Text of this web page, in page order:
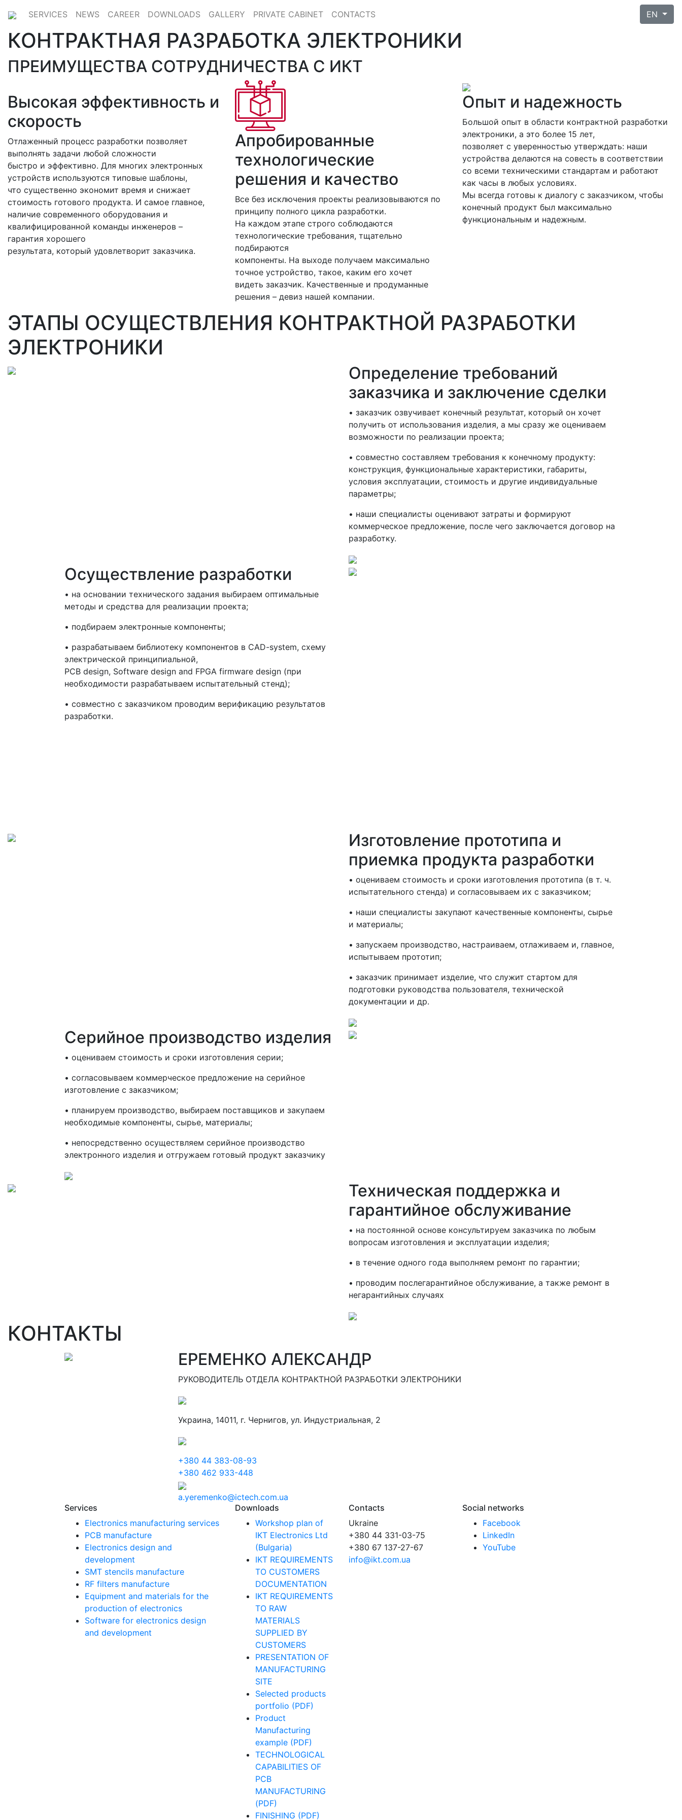
SERVICES NEWS CAREER DOWNLOADS GALLERY PRIVATE CABINET CONTACTS EN
КОНТРАКТНАЯ РАЗРАБОТКА ЭЛЕКТРОНИКИ
ПРЕИМУЩЕСТВА СОТРУДНИЧЕСТВА С ИКТ
Высокая эффективность и
скорость
Отлаженный процесс разработки позволяет
выполнять задачи любой сложности
быстро и эффективно. Для многих электронных
устройств используются типовые шаблоны,
что существенно экономит время и снижает
стоимость готового продукта. И самое главное,
наличие современного оборудования и
квалифицированной команды инженеров –
гарантия хорошего
результата, который удовлетворит заказчика.
Апробированные
технологические
решения и качество
Все без исключения проекты реализовываются по
принципу полного цикла разработки.
На каждом этапе строго соблюдаются
технологические требования, тщательно
подбираются
компоненты. На выходе получаем максимально
точное устройство, такое, каким его хочет
видеть заказчик. Качественные и продуманные
решения – девиз нашей компании.
Опыт и надежность
Большой опыт в области контрактной разработки
электроники, а это более 15 лет,
позволяет с уверенностью утверждать: наши
устройства делаются на совесть в соответствии
со всеми техническими стандартам и работают
как часы в любых условиях.
Мы всегда готовы к диалогу с заказчиком, чтобы
конечный продукт был максимально
функциональным и надежным.
ЭТАПЫ ОСУЩЕСТВЛЕНИЯ КОНТРАКТНОЙ РАЗРАБОТКИ
ЭЛЕКТРОНИКИ
Определение требований
заказчика и заключение сделки
• заказчик озвучивает конечный результат, который он хочет
получить от использования изделия, а мы сразу же оцениваем
возможности по реализации проекта;
• совместно составляем требования к конечному продукту:
конструкция, функциональные характеристики, габариты,
условия эксплуатации, стоимость и другие индивидуальные
параметры;
• наши специалисты оценивают затраты и формируют
коммерческое предложение, после чего заключается договор на
разработку.
Осуществление разработки
• на основании технического задания выбираем оптимальные
методы и средства для реализации проекта;
• подбираем электронные компоненты;
• разрабатываем библиотеку компонентов в CAD-system, схему
электрической принципиальной,
PCB design, Software design and FPGA firmware design (при
необходимости разрабатываем испытательный стенд);
• совместно с заказчиком проводим верификацию результатов
разработки.
Изготовление прототипа и
приемка продукта разработки
• оцениваем стоимость и сроки изготовления прототипа (в т. ч.
испытательного стенда) и согласовываем их с заказчиком;
• наши специалисты закупают качественные компоненты, сырье
и материалы;
• запускаем производство, настраиваем, отлаживаем и, главное,
испытываем прототип;
• заказчик принимает изделие, что служит стартом для
подготовки руководства пользователя, технической
документации и др.
Серийное производство изделия
• оцениваем стоимость и сроки изготовления серии;
• согласовываем коммерческое предложение на серийное
изготовление с заказчиком;
• планируем производство, выбираем поставщиков и закупаем
необходимые компоненты, сырье, материалы;
• непосредственно осуществляем серийное производство
электронного изделия и отгружаем готовый продукт заказчику
Техническая поддержка и
гарантийное обслуживание
• на постоянной основе консультируем заказчика по любым
вопросам изготовления и эксплуатации изделия;
• в течение одного года выполняем ремонт по гарантии;
• проводим послегарантийное обслуживание, а также ремонт в
негарантийных случаях
КОНТАКТЫ
ЕРЕМЕНКО АЛЕКСАНДР
РУКОВОДИТЕЛЬ ОТДЕЛА КОНТРАКТНОЙ РАЗРАБОТКИ ЭЛЕКТРОНИКИ
Украина, 14011, г. Чернигов, ул. Индустриальная, 2
+380 44 383-08-93
+380 462 933-448
a.yeremenko@ictech.com.ua
Services
Electronics manufacturing services
PCB manufacture
Electronics design and
development
SMT stencils manufacture
RF filters manufacture
Equipment and materials for the
production of electronics
Software for electronics design
and development
Downloads
Workshop plan of
IKT Electronics Ltd
(Bulgaria)
IKT REQUIREMENTS
TO CUSTOMERS
DOCUMENTATION
IKT REQUIREMENTS
TO RAW
MATERIALS
SUPPLIED BY
CUSTOMERS
PRESENTATION OF
MANUFACTURING
SITE
Selected products
portfolio (PDF)
Product
Manufacturing
example (PDF)
TECHNOLOGICAL
CAPABILITIES OF
PCB
MANUFACTURING
(PDF)
FINISHING (PDF)
Contacts
Ukraine
+380 44 331-03-75
+380 67 137-27-67
info@ikt.com.ua
Social networks
Facebook
LinkedIn
YouTube